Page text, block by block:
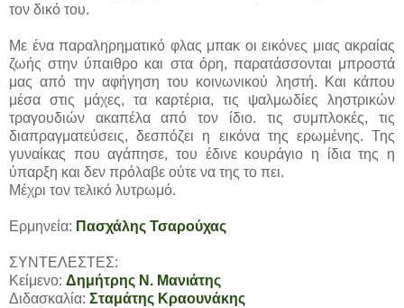
τον δικό του.
Με ένα παραληρηματικό φλας μπακ οι εικόνες μιας ακραίας
ζωής στην ύπαιθρο και στα όρη, παρατάσσονται μπροστά
μας από την αφήγηση του κοινωνικού ληστή. Και κάπου
μέσα στις μάχες, τα καρτέρια, τις ψαλμωδίες ληστρικών
τραγουδιών ακαπέλα από τον ίδιο. τις συμπλοκές, τις
διαπραγματεύσεις, δεσπόζει η εικόνα της ερωμένης. Της
γυναίκας που αγάπησε, του έδινε κουράγιο η ίδια της η
ύπαρξη και δεν πρόλαβε ούτε να της το πει.
Μέχρι τον τελικό λυτρωμό.
Ερμηνεία: Πασχάλης Τσαρούχας
ΣΥΝΤΕΛΕΣΤΕΣ:
Κείμενο: Δημήτρης Ν. Μανιάτης
Διδασκαλία: Σταμάτης Κραουνάκης